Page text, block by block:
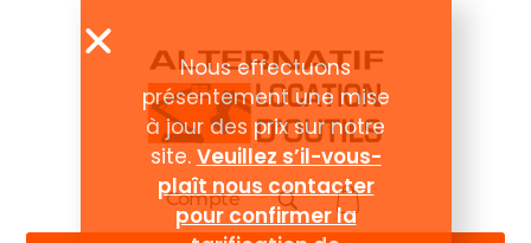
Compte
Nous effectuons
présentement une mise
à jour des prix sur notre
site. Veuillez s’il-vous-
plaît nous contacter
pour confirmer la